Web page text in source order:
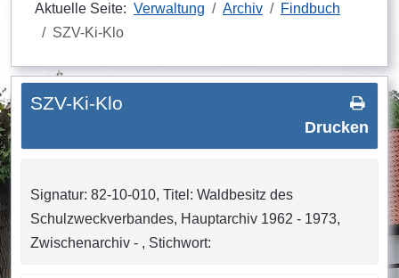
Aktuelle Seite: Verwaltung Archiv
Findbuch
SZV-Ki-Klo
Drucken
SZV-Ki-Klo
Signatur: 82-10-010, Titel: Waldbesitz des
Schulzweckverbandes, Hauptarchiv 1962 - 1973,
Zwischenarchiv - , Stichwort: